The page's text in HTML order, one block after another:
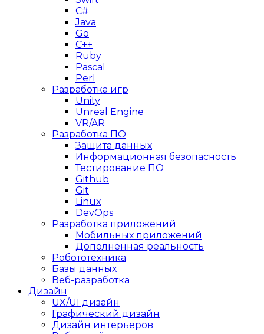
C#
Java
Go
C++
Ruby
Pascal
Perl
Разработка игр
Unity
Unreal Engine
VR/AR
Разработка ПО
Защита данных
Информационная безопасность
Тестирование ПО
Github
Git
Linux
DevOps
Разработка приложений
Мобильных приложений
Дополненная реальность
Робототехника
Базы данных
Веб-разработка
Дизайн
UX/UI дизайн
Графический дизайн
Дизайн интерьеров